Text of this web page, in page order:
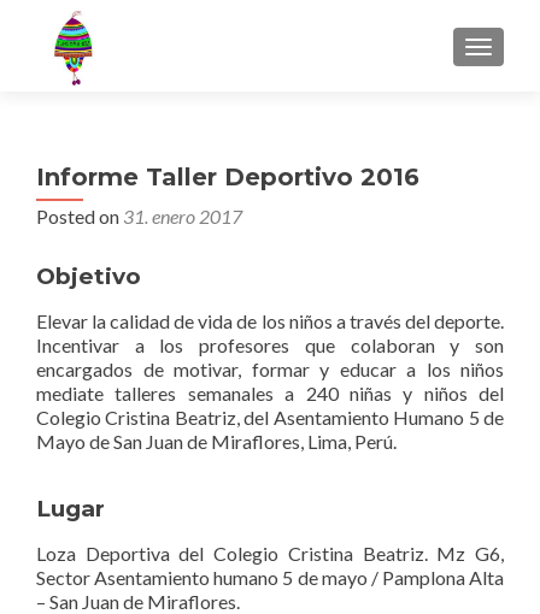
MENU
Informe Taller Deportivo 2016
Posted on 31. enero 2017
Objetivo
Elevar la calidad de vida de los niños a través del deporte.
Incentivar a los profesores que colaboran y son
encargados de motivar, formar y educar a los niños
mediate talleres semanales a 240 niñas y niños del
Colegio Cristina Beatriz, del Asentamiento Humano 5 de
Mayo de San Juan de Miraflores, Lima, Perú.
Lugar
Loza Deportiva del Colegio Cristina Beatriz. Mz G6,
Sector Asentamiento humano 5 de mayo / Pamplona Alta
– San Juan de Miraflores.